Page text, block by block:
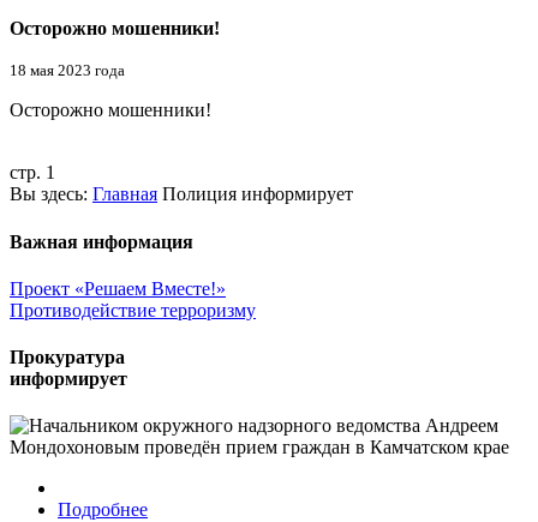
Осторожно мошенники!
18 мая 2023 года
Осторожно мошенники!
стр. 1
Вы здесь: Главная Полиция информирует
Важная информация
Проект «Решаем Вместе!»
Противодействие терроризму
Прокуратура
информирует
Подробнее